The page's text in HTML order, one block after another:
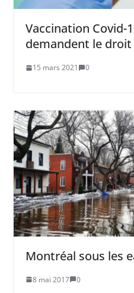
Vaccination Covid-
demandent le
15 mars 2021 0
Montréal sous les
8 mai 2017 0